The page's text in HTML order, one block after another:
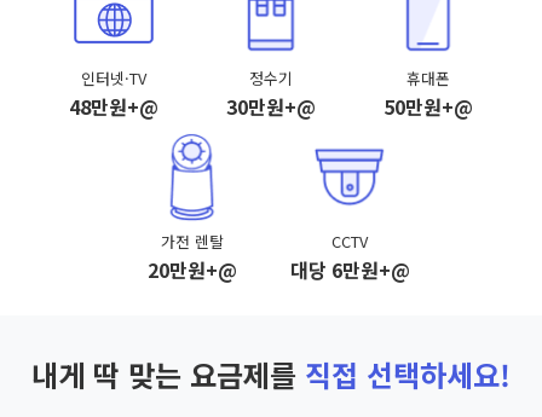
인터넷·TV
48만원+@
정수기
30만원+@
휴대폰
50만원+@
가전 렌탈
20만원+@
CCTV
대당 6만원+@
내게 딱 맞는 요금제를 직접 선택하세요!